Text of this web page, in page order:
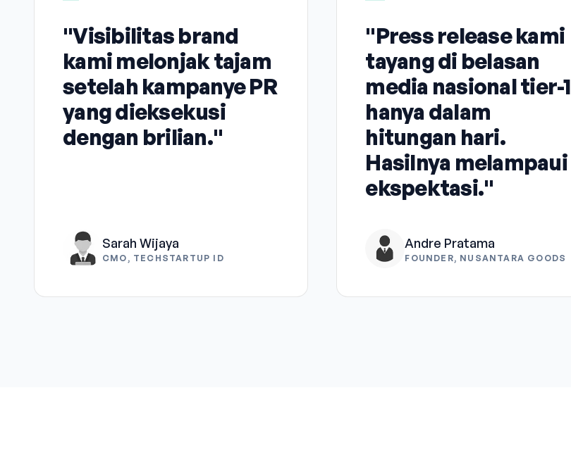
"Visibilitas brand
kami melonjak tajam
setelah kampanye PR
yang dieksekusi
dengan brilian."
Sarah Wijaya
CMO, TECHSTARTUP ID
"Press release kami
tayang di belasan
media nasional tier-1
hanya dalam
hitungan hari.
Hasilnya melampaui
ekspektasi."
Andre Pratama
FOUNDER, NUSANTARA GOODS